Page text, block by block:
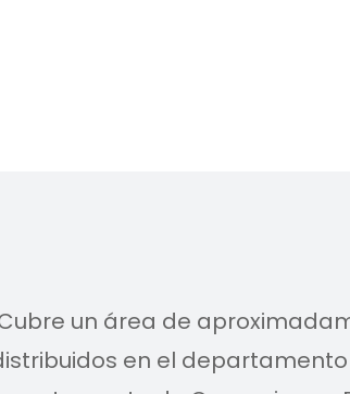
un área de
en el